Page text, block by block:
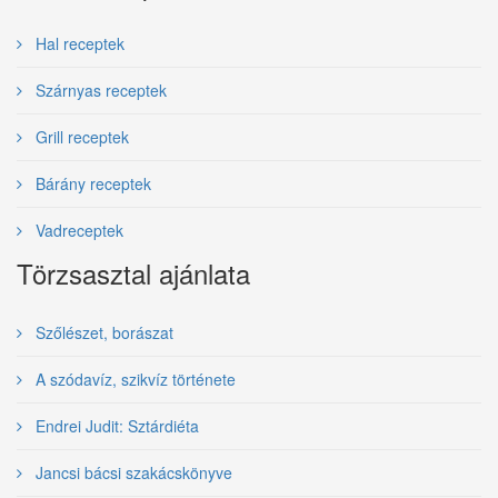
Hal receptek
Szárnyas receptek
Grill receptek
Bárány receptek
Vadreceptek
Törzsasztal ajánlata
Szőlészet, borászat
A szódavíz, szikvíz története
Endrei Judit: Sztárdiéta
Jancsi bácsi szakácskönyve